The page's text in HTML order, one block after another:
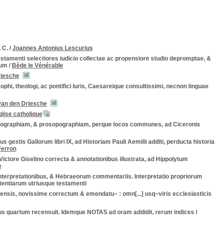
C./ Joannes Antonius Lescurius
selectiores iudicio collectae ac propensiore studio depromptae, &
/ Bède le Vénérable
theologi, ac pontifici Iuris, Caesareique consultissimi, necnon linguae
den Driesche
catholique
& prosopographiam, perque locos communes, ad Ciceronis
gestis Gallorum libri IX, ad Historiam Pauli Aemilii additi, perducta historia
Giselino correcta & annotationibus illustrata, ad Hippolytum
& Hebraeorum commentariis. Interpretatio propriorum
utriusque testamenti
novissime correctum & emendatu~ : omn[...] usq~viris ecclesiasticis
quartum recensuit. Idemque NOTAS ad oram addidit, rerum indices /